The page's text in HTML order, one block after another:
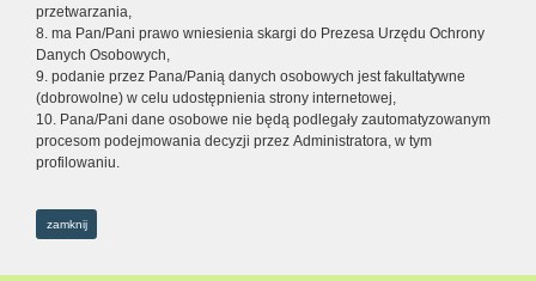
przetwarzania,
8. ma Pan/Pani prawo wniesienia skargi do Prezesa Urzędu Ochrony
Danych Osobowych,
9. podanie przez Pana/Panią danych osobowych jest fakultatywne
(dobrowolne) w celu udostępnienia strony internetowej,
10. Pana/Pani dane osobowe nie będą podlegały zautomatyzowanym
procesom podejmowania decyzji przez Administratora, w tym
profilowaniu.
zamknij